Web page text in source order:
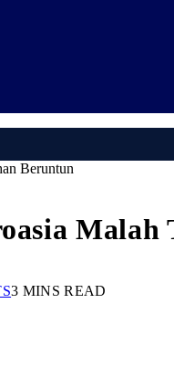
Beruntun
Malah
3 MINS READ